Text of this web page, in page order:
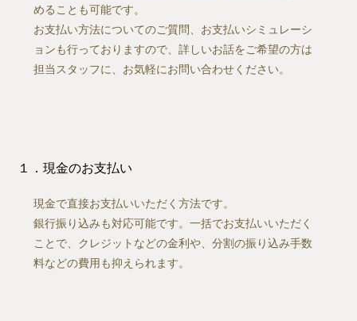
めることも可能です。
お支払い方法についてのご質問、お支払いシミュレーシ
ョンも行っておりますので、詳しいお話をご希望の方は
担当スタッフに、お気軽にお問い合わせください。
１．現金のお支払い
現金で直接お支払いいただく方法です。
銀行振り込みも対応可能です。一括でお支払いいただく
ことで、クレジットなどの金利や、分割の振り込み手数
料などの費用も抑えられます。